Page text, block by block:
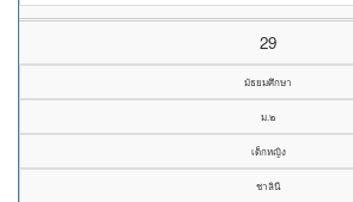
29
มัธยมศึกษา
ม.๒
เด็กหญิง
ชาลินี